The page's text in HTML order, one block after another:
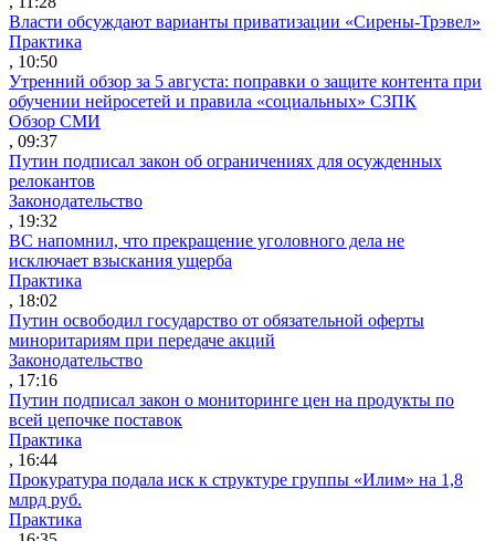
Власти обсуждают варианты приватизации «Сирены-Трэвел»
Практика
, 10:50
Утренний обзор за 5 августа: поправки о защите контента при
обучении нейросетей и правила «социальных» СЗПК
Обзор СМИ
, 09:37
Путин подписал закон об ограничениях для осужденных
релокантов
Законодательство
, 19:32
ВС напомнил, что прекращение уголовного дела не
исключает взыскания ущерба
Практика
, 18:02
Путин освободил государство от обязательной оферты
миноритариям при передаче акций
Законодательство
, 17:16
Путин подписал закон о мониторинге цен на продукты по
всей цепочке поставок
Практика
, 16:44
Прокуратура подала иск к структуре группы «Илим» на 1,8
млрд руб.
Практика